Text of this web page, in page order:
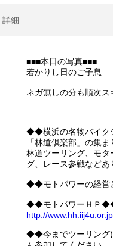
詳細
■■■本日の写真■■■
若かりし日のご子息
ネガ無しの分も順次ス
◆◆横浜の名物バイク
「林道倶楽部」の集ま
林道ツーリング、モ
グ、レース参戦などあ
◆◆モトパワーの経営
◆◆モトパワーＨＰ
http://www.hh. iij4u.o
◆◆今までツーリング